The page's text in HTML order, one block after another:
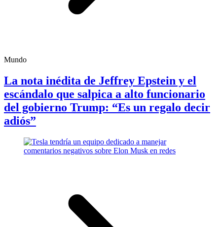
Mundo
La nota inédita de Jeffrey Epstein y el
escándalo que salpica a alto funcionario
del gobierno Trump: “Es un regalo decir
adiós”